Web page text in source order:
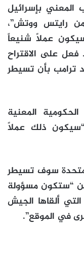
المعني بإسرائيل
رايتس ووتش”،
سيكون عملاً شنيعاً
فعل على الاقتراح
ترامب بأن تسيطر
المعنية
“سيكون ذلك عملاً
المتحدة سوف تسيطر
“ستكون مسؤولة
ألقاها الجيش
في الموقع”.